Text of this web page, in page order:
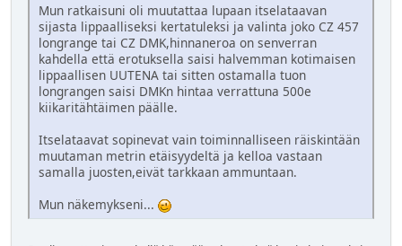
Mun ratkaisuni oli muutattaa lupaan itselataavan
sijasta lippaalliseksi kertatuleksi ja valinta joko CZ 457
longrange tai CZ DMK,hinnaneroa on senverran
kahdella että erotuksella saisi halvemman kotimaisen
lippaallisen UUTENA tai sitten ostamalla tuon
longrangen saisi DMKn hintaa verrattuna 500e
kiikaritähtäimen päälle.
Itselataavat sopinevat vain toiminnalliseen räiskintään
muutaman metrin etäisyydeltä ja kelloa vastaan
samalla juosten,eivät tarkkaan ammuntaan.
Mun näkemykseni...